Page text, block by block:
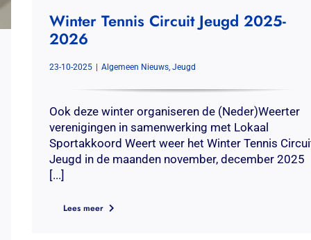
Winter Tennis Circuit Jeugd 2025-
2026
23-10-2025 | Algemeen Nieuws, Jeugd
Ook deze winter organiseren de (Neder)Weerter
verenigingen in samenwerking met Lokaal
Sportakkoord Weert weer het Winter Tennis
Jeugd in de maanden november, december 2025
[...]
Lees meer